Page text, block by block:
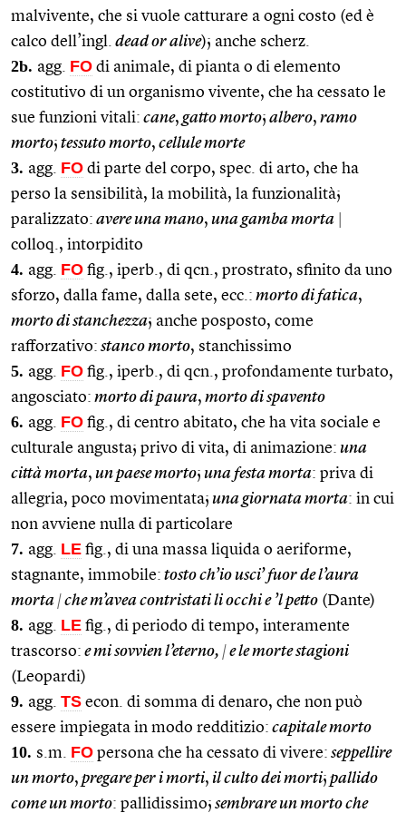
malvivente, che si vuole catturare a ogni costo (ed è
calco dell’ingl.
dead or alive); anche scherz.
2b. agg. FO di animale, di pianta o di elemento
costitutivo di un organismo vivente, che ha cessato le
sue funzioni vitali: cane, gatto morto; albero, ramo
morto; tessuto morto, cellule morte
3. agg. FO di parte del corpo, spec. di arto, che ha
perso la sensibilità, la mobilità, la funzionalità;
paralizzato: avere una mano, una gamba morta
colloq., intorpidito
4. agg. FO fig., iperb., di qcn., prostrato, sfinito da uno
sforzo, dalla fame, dalla sete, ecc.: morto di fatica,
morto di stanchezza; anche posposto, come
rafforzativo: stanco morto, stanchissimo
5. agg. FO fig., iperb., di qcn., profondamente turbato,
angosciato: morto di paura, morto di spavento
6. agg. FO fig., di centro abitato, che ha vita sociale e
culturale angusta; privo di vita, di animazione: una
città morta, un paese morto; una festa morta: priva di
allegria, poco movimentata; una giornata morta: in cui
non avviene nulla di particolare
7. agg. LE fig., di una massa liquida o aeriforme,
stagnante, immobile: tosto ch’io usci’ fuor de l’aura
morta |che m’avea contristati li occhi e ’l petto (Dante)
8. agg. LE fig., di periodo di tempo, interamente
trascorso: e mi sovvien l’eterno, |e le morte stagioni
(Leopardi)
9. agg. TS econ. di somma di denaro, che non può
essere impiegata in modo redditizio: capitale morto
10. s.m. FO persona che ha cessato di vivere: seppellire
un morto, pregare per i morti, il culto dei morti; pallido
come un morto: pallidissimo; sembrare un morto che